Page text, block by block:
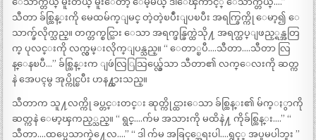
သီတာ ခ်စ္ထြန္းကို မေထမ်က္ျမင္ တဲ့တဲ့ၿပဳံးျပၿပီး အရက္ခြက္ကို ေမာ့၍ ေ
သာက္ခ်လိုက္သည္။ တက္တက္စင္သြား ေသာ အရက္ဖန္ခြက္ထဲသို႔ အရက္ထပ္ျဖည့္ရန္အတြ
က္ ပုလင္းကို လက္လွမ္းလိုက္ျပန္သည္။ “ ေတာ္ၿပီ….သီတာ….သီတာ လြ
န္ေနၿပီ…” ခ်စ္ထြန္းက ျဖဴလြြသြယ္လွ်ေသာ သီတာ၏ လက္ေလးကို ဆတ္က
နဲ အေပၚမွ အုပ္ကိုင္ၿပီး ဟန႔္တားသည္။
သီတာက သူ႔လက္ကို ခပ္တင္းတင္း ဆုတ္ကိုင္ထားေသာ ခ်စ္ထြန္း၏ မ်က္ႏွာကို
ဆတ္ကနဲ ေမာ့ၾကည့္သည္။ “ ရွင္….က်မ အသားကို မထိနဲ႔ ကိုခ်စ္ထြန္း….” “
သီတာ….ထပ္မေသာက္နဲ႔ေလ….” “ ဒါ က်မ အခြင့္အေရးပါ….ရွင့္ အပူမပါဘူး ”